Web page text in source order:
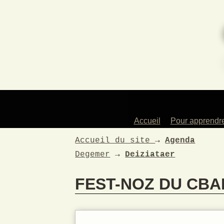
Accueil
Pour
Les
Pour les
La
Accueil du site→Agenda
Degemer
→ Deiziataer
FEST-NOZ DU